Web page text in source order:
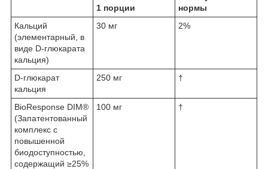
1 порции
нормы
Кальций
(элементарный, в
виде D-глюкарата
кальция)
30 мг 2%
D-глюкарат
кальция
250 мг †
BioResponse DIM®
(Запатентованный
комплекс с
повышенной
биодоступностью,
содержащий ≥25%
100 мг †